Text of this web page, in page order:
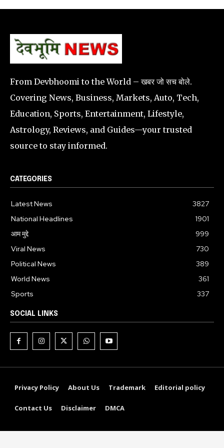
From Devbhoomi to the World – खबर जो सच बोले.
Covering News, Business, Markets, Auto, Tech,
Education, Sports, Entertainment, Lifestyle,
Astrology, Reviews, and Guides—your trusted
source to stay informed.
CATEGORIES
Latest News
3827
National Headlines
1901
आम मुद्दे
999
Viral News
730
Political News
389
World News
361
Sports
337
SOCIAL LINKS
Privacy Policy About Us Trademark Editorial policy
Contact Us Disclaimer DMCA